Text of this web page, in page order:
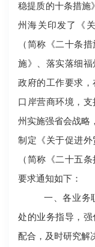
稳提质的十条措施
州海关印发了《
（简称《二十条
施》、落实落细
政府的工作要求
口岸营商环境，
州实施强省会战略
制定《关于促进外
（简称《二十五
要求通知如下：
一、各业务
处的业务指导，
配合，及时研究解